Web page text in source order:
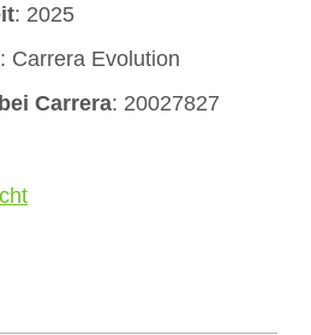
: 2025
: Carrera Evolution
Carrera: 20027827